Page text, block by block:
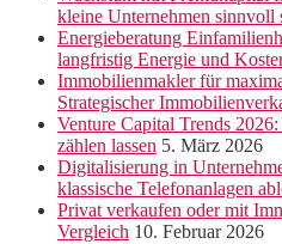
kleine Unternehmen sinnvoll
Energieberatung
langfristig Energie und
Immobilienmakler für
Strategischer
Venture Capital Trends
zählen lassen 5. März 2026
Digitalisierung in
klassische Telefonanlagen
Privat verkaufen oder mit
Vergleich 10. Februar 2026